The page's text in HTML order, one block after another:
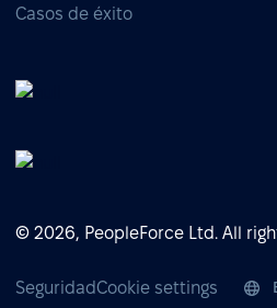
Casos de éxito
© 2026, PeopleForce Ltd. All
SeguridadCookie settings